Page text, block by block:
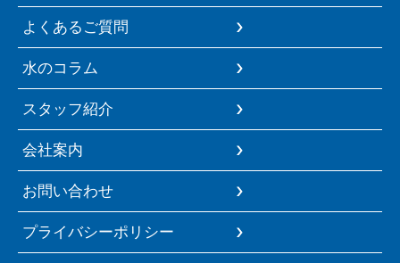
よくあるご質問
水のコラム
スタッフ紹介
会社案内
お問い合わせ
プライバシーポリシー